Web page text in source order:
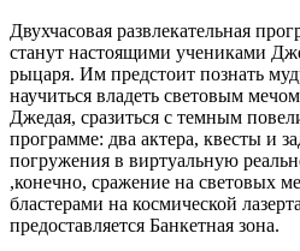
Двухчасовая развлекательная
станут настоящими учениками
рыцаря. Им предстоит познать
научиться владеть световым
Джедая, сразиться с темным
программе: два актера, квесты и
погружения в виртуальную
,конечно, сражение на световых
бластерами на космической
предоставляется Банкетная зона.